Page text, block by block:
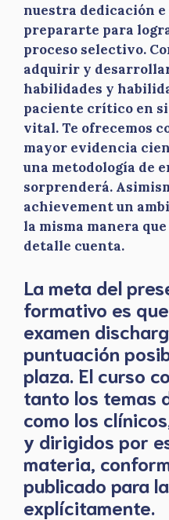
nuestra dedicación
prepararte para
proceso selectivo.
adquirir y
habilidades y
paciente crítico en
vital. Te ofrecemos
mayor evidencia
una metodología de
sorprenderá.
achievement un
la misma manera
detalle cuenta.
La meta del
formativo es
examen
puntuación
plaza. El curso
tanto los temas
como los
y dirigidos por
materia,
publicado para
explícitamente.